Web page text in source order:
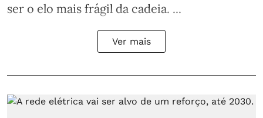
ser o elo mais frágil da cadeia. ...
Ver mais